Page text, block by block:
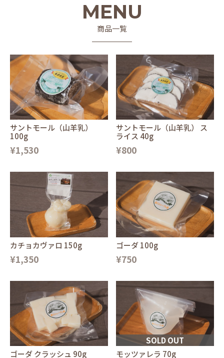
MENU
商品一覧
サントモール（山羊乳）
100g
¥1,530
サントモール（山羊乳） ス
ライス 40g
¥800
カチョカヴァロ 150g
¥1,350
ゴーダ 100g
¥750
ゴーダ クラッシュ 90g
SOLD OUT
モッツァレラ 70g